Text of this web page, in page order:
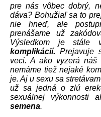
pre nás vôbec dobrý,
dáva? Bohužiaľ sa to
nie hneď, ale
prenášame už
Výsledkom je stále
komplikácií. Prejavuje
veci. A ako vyzerá náš
nemáme tiež nejaké
je. Aj u sexu sa
už sa jedná o zlú
sexuálnej výkonnosti
semena.